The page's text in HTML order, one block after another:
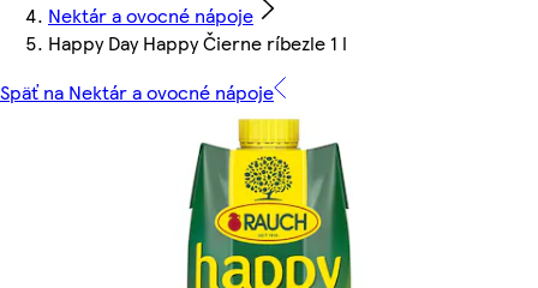
Nektár a ovocné nápoje
Happy Day Happy Čierne ríbezle 1 l
Späť na Nektár a ovocné nápoje